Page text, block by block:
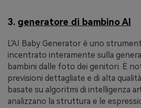
3. generatore di bambino AI
L'AI Baby Generator è uno
incentrato interamente sulla
bambini dalle foto dei genitori. È
previsioni dettagliate e di alta
basate su algoritmi di intelligenza
analizzano la struttura e le